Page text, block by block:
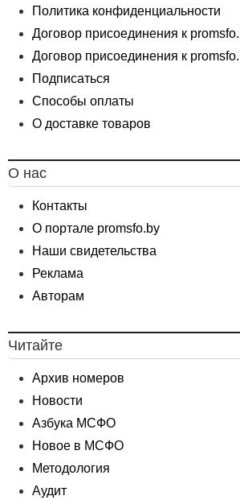
Политика конфиденциальности
Договор присоединения к
Договор присоединения к
Подписаться
Способы оплаты
О доставке товаров
О нас
Контакты
О портале promsfo.by
Наши свидетельства
Реклама
Авторам
Читайте
Архив номеров
Новости
Азбука МСФО
Новое в МСФО
Методология
Аудит